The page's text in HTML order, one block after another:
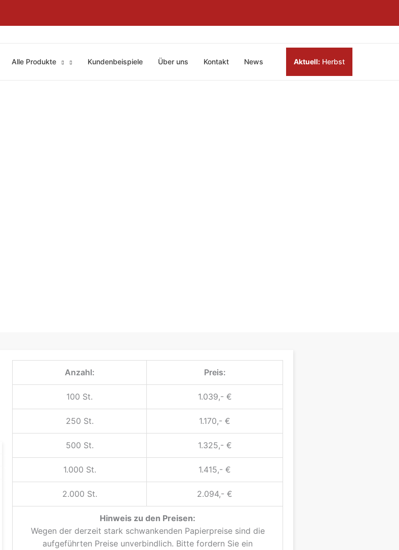
Alle Produkte Kundenbeispiele Über uns Kontakt News Aktuell: Herbst
Anzahl: Preis:
100 St. 1.039,- €
250 St. 1.170,- €
500 St. 1.325,- €
1.000 St. 1.415,- €
2.000 St. 2.094,- €
Hinweis zu den Preisen:
Wegen der derzeit stark schwankenden Papierpreise sind die
aufgeführten Preise unverbindlich. Bitte fordern Sie ein